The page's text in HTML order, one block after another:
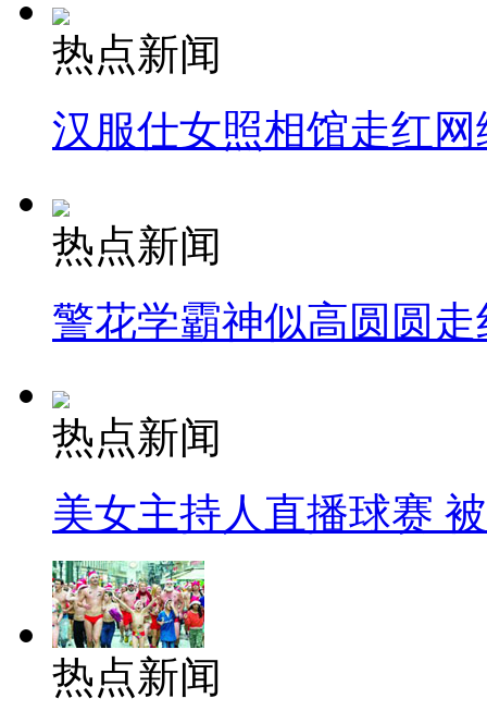
热点新闻
汉服仕女照相馆走红网
热点新闻
警花学霸神似高圆圆走
热点新闻
美女主持人直播球赛
热点新闻